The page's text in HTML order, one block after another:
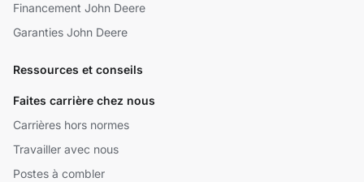
Financement John Deere
Garanties John Deere
Ressources et conseils
Faites carrière chez nous
Carrières hors normes
Travailler avec nous
Postes à combler